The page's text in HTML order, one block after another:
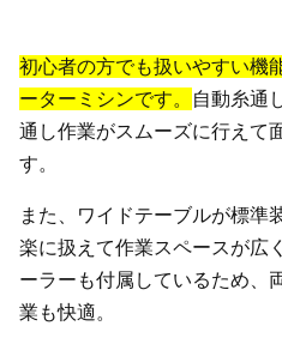
初心者の方でも扱いやすい機
ーターミシンです。
自動糸通
通し作業がスムーズに行えて
す。
また、ワイドテーブルが標準
楽に扱えて作業スペースが広
ーラーも付属しているため、
業も快適。